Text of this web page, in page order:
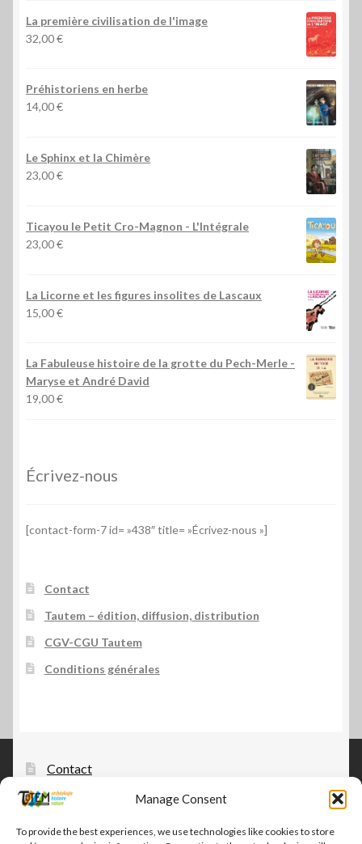
Manage Consent
To provide the best experiences, we use technologies like cookies to store
La première civilisation de l'image
32,00€
Préhistoriens en herbe
14,00€
Le Sphinx et la Chimère
23,00€
Ticayou le Petit Cro-Magnon - L'Intégrale
23,00€
La Licorne et les figures insolites de Lascaux
15,00€
La Fabuleuse histoire de la grotte du Pech-Merle -
Maryse et André David
19,00€
Écrivez-nous
[contact-form-7 id= »438″ title= »Écrivez-nous »]
Contact
Tautem – édition, diffusion, distribution
CGV-CGU Tautem
Conditions générales
Contact
Tautem – édition, diffusion, distribution
CGV-CGU Tautem